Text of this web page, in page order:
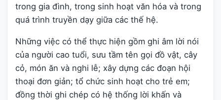
trong gia đình, trong sinh hoạt văn hóa và trong
quá trình truyền dạy giữa các thế hệ.
Những việc có thể thực hiện gồm ghi âm lời nói
của người cao tuổi, sưu tầm tên gọi đồ vật, cây
cỏ, món ăn và nghi lễ; xây dựng các đoạn hội
thoại đơn giản; tổ chức sinh hoạt cho trẻ em;
đồng thời ghi chép có hệ thống lời khấn và